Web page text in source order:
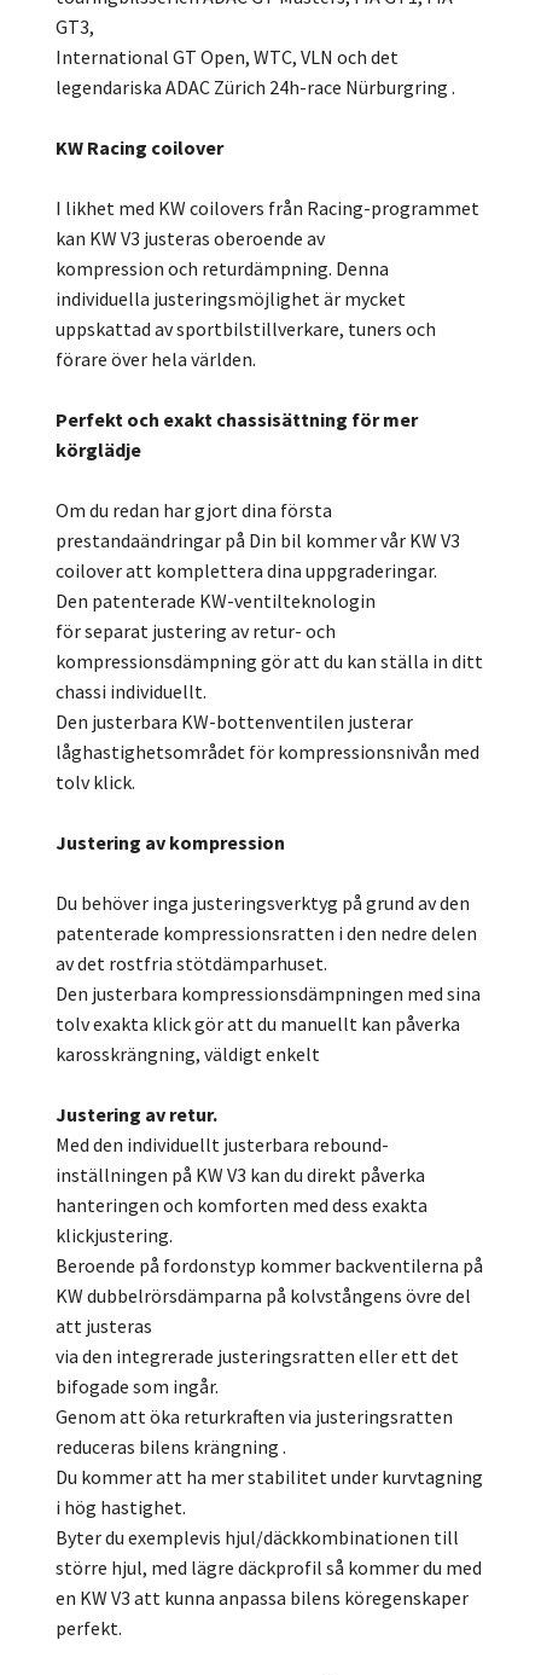
GT3,
International GT Open, WTC, VLN och det
legendariska ADAC Zürich 24h-race Nürburgring .
KW Racing coilover
I likhet med KW coilovers från Racing-programmet
kan KW V3 justeras oberoende av
kompression och returdämpning. Denna
individuella justeringsmöjlighet är mycket
uppskattad av sportbilstillverkare, tuners och
förare över hela världen.
Perfekt och exakt chassisättning för mer
körglädje
Om du redan har gjort dina första
prestandaändringar på Din bil kommer vår KW V3
coilover att komplettera dina uppgraderingar.
Den patenterade KW-ventilteknologin
för separat justering av retur- och
kompressionsdämpning gör att du kan ställa in ditt
chassi individuellt.
Den justerbara KW-bottenventilen justerar
låghastighetsområdet för kompressionsnivån med
tolv klick.
Justering av kompression
Du behöver inga justeringsverktyg på grund av den
patenterade kompressionsratten i den nedre delen
av det rostfria stötdämparhuset.
Den justerbara kompressionsdämpningen med sina
tolv exakta klick gör att du manuellt kan påverka
karosskrängning, väldigt enkelt
Justering av retur.
Med den individuellt justerbara rebound-
inställningen på KW V3 kan du direkt påverka
hanteringen och komforten med dess exakta
klickjustering.
Beroende på fordonstyp kommer backventilerna på
KW dubbelrörsdämparna på kolvstångens övre del
att justeras
via den integrerade justeringsratten eller ett det
bifogade som ingår.
Genom att öka returkraften via justeringsratten
reduceras bilens krängning .
Du kommer att ha mer stabilitet under kurvtagning
i hög hastighet.
Byter du exemplevis hjul/däckkombinationen till
större hjul, med lägre däckprofil så kommer du med
en KW V3 att kunna anpassa bilens köregenskaper
perfekt.